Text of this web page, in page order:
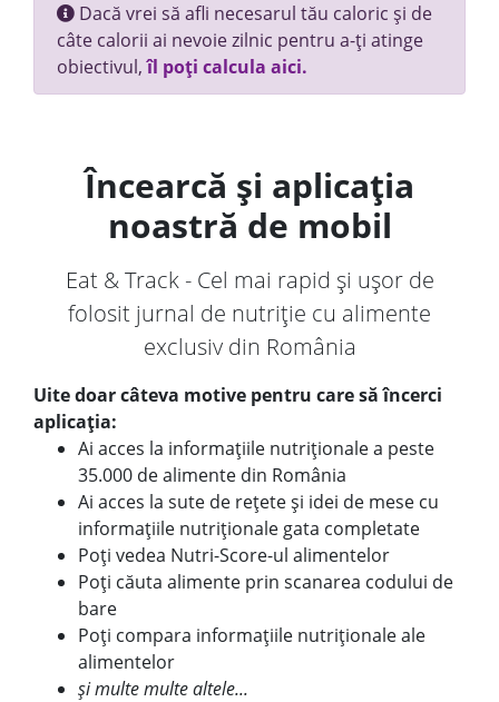
Dacă vrei să afli necesarul tău caloric și de
câte calorii ai nevoie zilnic pentru a-ți atinge
obiectivul,îl poți calcula aici.
Încearcă și aplicația
noastră de mobil
Eat & Track - Cel mai rapid și ușor de
folosit jurnal de nutriție cu alimente
exclusiv din România
Uite doar câteva motive pentru care să încerci
aplicația:
Ai acces la informațiile nutriționale a peste
35.000 de alimente din România
Ai acces la sute de rețete și idei de mese cu
informațiile nutriționale gata completate
Poți vedea Nutri-Score-ul alimentelor
Poți căuta alimente prin scanarea codului de
bare
Poți compara informațiile nutriționale ale
alimentelor
și multe multe altele...